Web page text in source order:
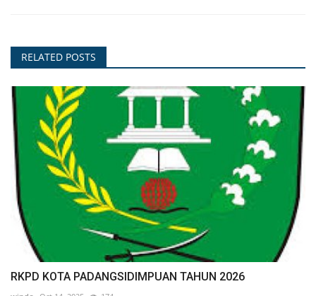
RELATED POSTS
RKPD KOTA PADANGSIDIMPUAN TAHUN 2026